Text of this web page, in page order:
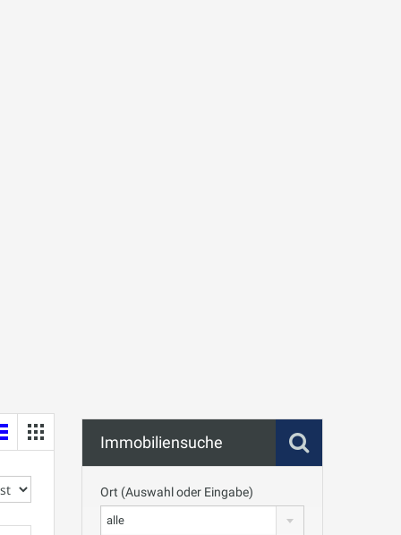
Immobiliensuche
Ort (Auswahl oder Eingabe)
alle